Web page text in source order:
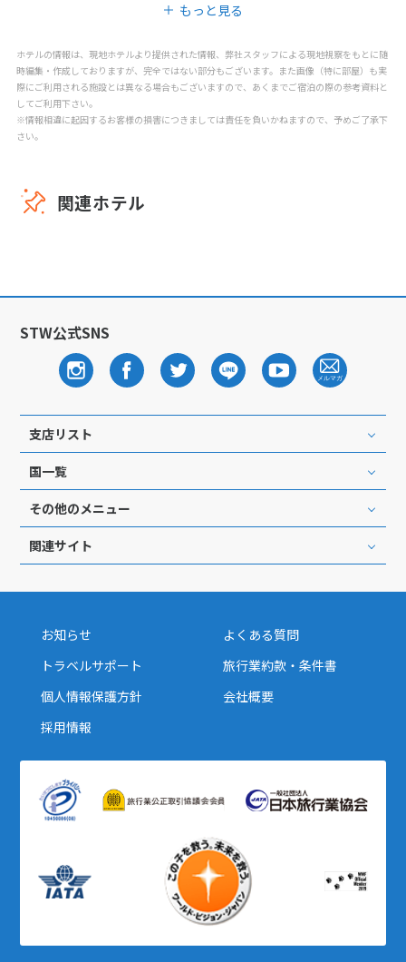
もっと見る
ホテルの情報は、現地ホテルより提供された情報、弊社スタッフによる現地視察をもとに随
時編集・作成しておりますが、完全ではない部分もございます。また画像（特に部屋）も実
際にご利用される施設とは異なる場合もございますので、あくまでご宿泊の際の参考資料と
してご利用下さい。
※情報相違に起因するお客様の損害につきましては責任を負いかねますので、予めご了承下
さい。
関連ホテル
STW公式SNS
支店リスト
国一覧
その他のメニュー
関連サイト
お知らせ
よくある質問
トラベルサポート
旅行業約款・条件書
個人情報保護方針
会社概要
採用情報